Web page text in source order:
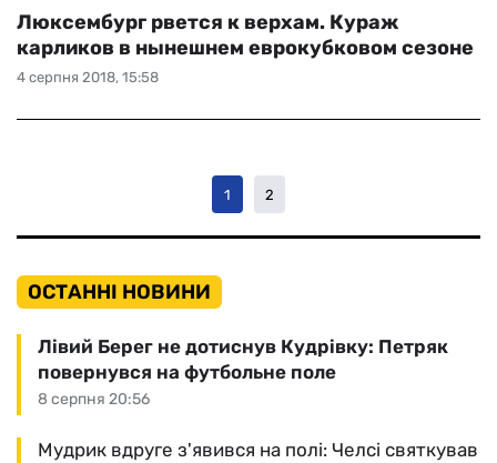
4 серпня 2018, 15:58
Люксембург рвется к верхам. Кураж
карликов в нынешнем еврокубковом сезоне
1 2
ОСТАННІ НОВИНИ
8 серпня 20:56
Лівий Берег не дотиснув Кудрівку: Петряк
повернувся на футбольне поле
Мудрик вдруге з'явився на полі: Челсі святкував